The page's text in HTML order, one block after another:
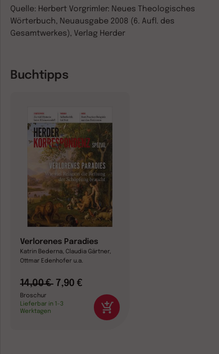
Quelle: Herbert Vorgrimler: Neues Theologisches
Wörterbuch, Neuausgabe 2008 (6. Aufl. des
Gesamtwerkes), Verlag Herder
Buchtipps
Verlorenes Paradies
Katrin Bederna, Claudia Gärtner,
Ottmar Edenhofer u.a.
14,00 € 7,90 €
Broschur
Lieferbar in 1-3
Werktagen